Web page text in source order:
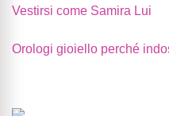
Vestirsi come Samira Lui
Orologi gioiello perché